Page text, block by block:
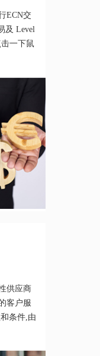
ECN交
及 Level
一下鼠
供应商
客户服
条件,由